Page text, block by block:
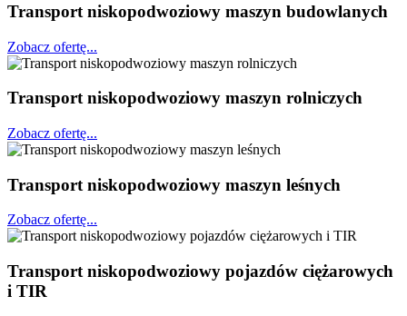
Transport niskopodwoziowy maszyn budowlanych
Zobacz ofertę...
Transport niskopodwoziowy maszyn rolniczych
Zobacz ofertę...
Transport niskopodwoziowy maszyn leśnych
Zobacz ofertę...
Transport niskopodwoziowy pojazdów ciężarowych
i TIR